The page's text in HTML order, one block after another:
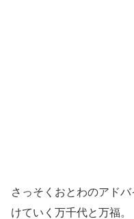
さっそくおとわのアド
けていく万千代と万福。